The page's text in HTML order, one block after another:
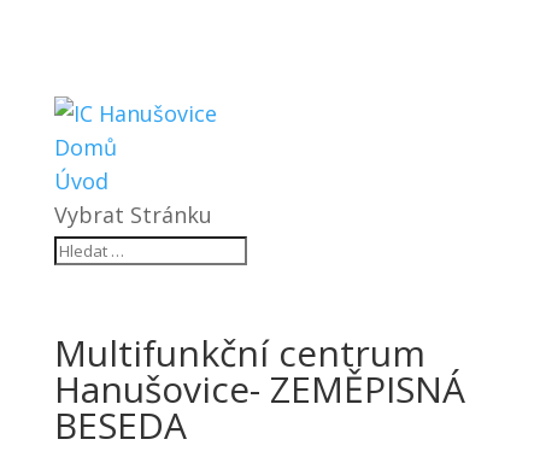
Domů
Úvod
Vybrat Stránku
Multifunkční centrum
Hanušovice- ZEMĚPISNÁ
BESEDA